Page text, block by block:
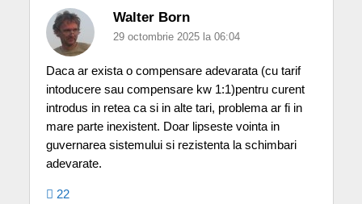
Walter Born
29 octombrie 2025 la 06:04
Daca ar exista o compensare adevarata (cu tarif
intoducere sau compensare kw 1:1)pentru curent
introdus in retea ca si in alte tari, problema ar fi in
mare parte inexistent. Doar lipseste vointa in
guvernarea sistemului si rezistenta la schimbari
adevarate.
22